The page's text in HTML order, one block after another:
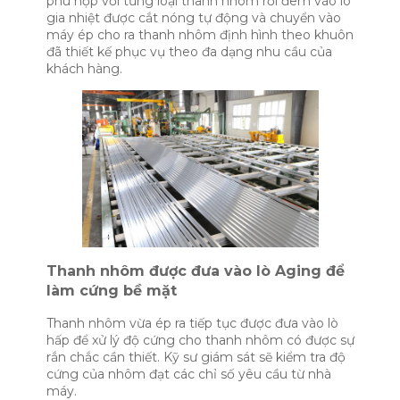
gia nhiệt được cắt nóng tự động và chuyển vào
máy ép cho ra thanh nhôm định hình theo khuôn
đã thiết kế phục vụ theo đa dạng nhu cầu của
khách hàng.
Thanh nhôm được đưa vào lò Aging để
làm cứng bề mặt
Thanh nhôm vừa ép ra tiếp tục được đưa vào lò
hấp để xử lý độ cứng cho thanh nhôm có được sự
rắn chắc cần thiết. Kỹ sư giám sát sẽ kiểm tra độ
cứng của nhôm đạt các chỉ số yêu cầu từ nhà
máy.